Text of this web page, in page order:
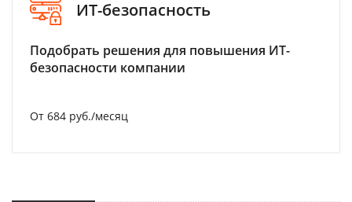
ИТ-безопасность
Подобрать решения для повышения ИТ-
безопасности компании
От 684 руб./месяц